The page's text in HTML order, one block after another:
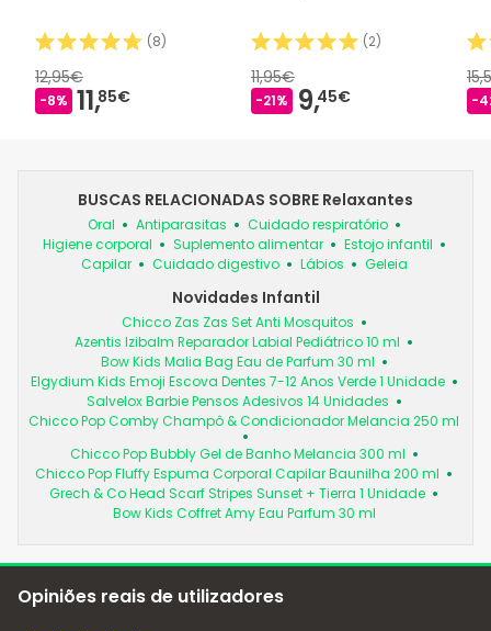
(8)
12,95€
-8% 11,85€
(2)
11,95€
-21% 9,45€ -
BUSCAS RELACIONADAS SOBRE Relaxantes
Oral Antiparasitas
Cuidado respiratório
Higiene corporal
Suplemento alimentar
Estojo infantil
Capilar
Cuidado digestivo Lábios Geleia
Novidades Infantil
Chicco Zas Zas Set Anti Mosquitos
Azentis Izibalm Reparador Labial Pediátrico 10 ml
Bow Kids Malia Bag Eau de Parfum 30 ml
Elgydium Kids Emoji Escova Dentes 7-12 Anos Verde 1 Unidade
Salvelox Barbie Pensos Adesivos 14 Unidades
Chicco Pop Comby Champô & Condicionador Melancia 250 ml
Chicco Pop Bubbly Gel de Banho Melancia 300 ml
Chicco Pop Fluffy Espuma Corporal Capilar Baunilha 200 ml
Grech & Co Head Scarf Stripes Sunset + Tierra 1 Unidade
Bow Kids Coffret Amy Eau Parfum 30 ml
Opiniões reais de utilizadores